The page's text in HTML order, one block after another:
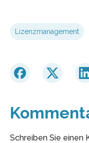
Lizenzmanagement
Schreiben Sie einen